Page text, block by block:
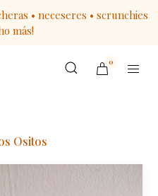
• neceseres • scrunchies
más!
0
Ositos